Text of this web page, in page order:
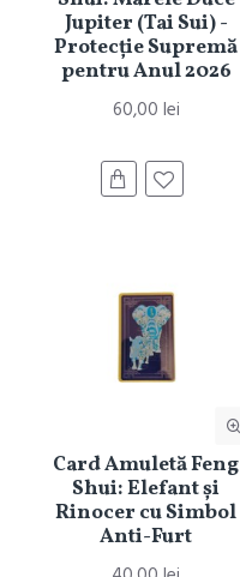
Jupiter (Tai Sui) -
Protecție Supremă
pentru Anul 2026
60,00 lei
Card Amuletă Feng
Shui: Elefant și
Rinocer cu Simbol
Anti-Furt